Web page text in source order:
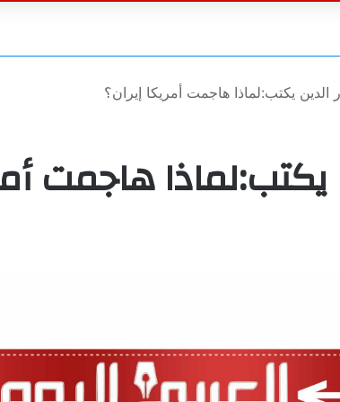
عن
الدين يكتب:لماذا هاجمت أمريكا إيران؟
يكتب:لماذا هاجمت